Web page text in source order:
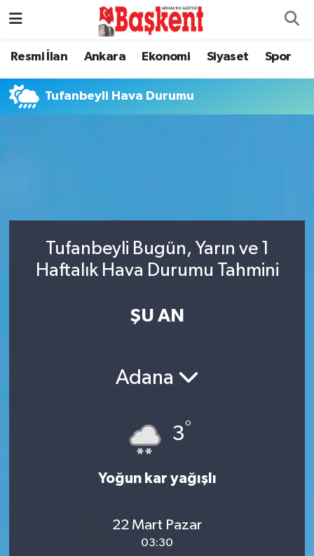
Resmi İlan Ankara Ekonomi Siyaset Spor
Tufanbeyli Hava Durumu
Tufanbeyli Bugün, Yarın ve 1
Haftalık Hava Durumu Tahmini
ŞU AN
Adana
3°
Yoğun kar yağışlı
22 Mart Pazar
03:30